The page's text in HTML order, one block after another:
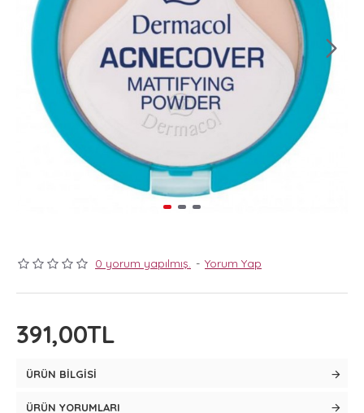
0 yorum yapılmış. - Yorum Yap
391,00TL
ÜRÜN BILGISI
ÜRÜN YORUMLARI